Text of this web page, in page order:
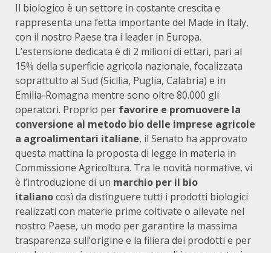
Il biologico è un settore in costante crescita e
rappresenta una fetta importante del Made in Italy,
con il nostro Paese tra i leader in Europa.
L’estensione dedicata è di 2 milioni di ettari, pari al
15% della superficie agricola nazionale, focalizzata
soprattutto al Sud (Sicilia, Puglia, Calabria) e in
Emilia-Romagna mentre sono oltre 80.000 gli
operatori. Proprio per favorire e promuovere la
conversione al metodo bio delle imprese agricole
a agroalimentari italiane, il Senato ha approvato
questa mattina la proposta di legge in materia in
Commissione Agricoltura. Tra le novità normative, vi
è l’introduzione di un marchio per il bio
italianocosì da distinguere tutti i prodotti biologici
realizzati con materie prime coltivate o allevate nel
nostro Paese, un modo per garantire la massima
trasparenza sull’origine e la filiera dei prodotti e per